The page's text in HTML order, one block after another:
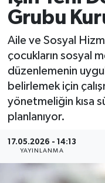
Grubu
Aile ve Sosyal
çocukların sosyal
düzenlemenin
belirlemek için
yönetmeliğin kısa
planlanıyor.
17.05.2026 - 14:13
YAYINLANMA
Eğitim
Ekonomi
Eleman
Emlak
Tüm Manşetler
Son Dakika
Haber Arşivi